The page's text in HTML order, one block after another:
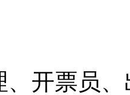
、开票员、